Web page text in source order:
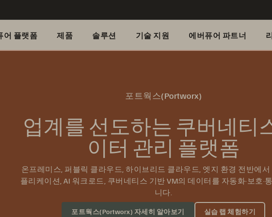
어 플랫폼 제품 솔루션 기술 지원 에버퓨어 파트너
포트웍스(Portworx)
업계를 선도하는 쿠버네티
이터 관리 플랫폼
온프레미스, 퍼블릭 클라우드, 하이브리드 클라우드, 엣지 환경 전반에
플리케이션, AI 워크로드, 쿠버네티스 기반 VM의 데이터를 자동화·보호·
니다.
포트웍스(Portworx) 자세히 알아보기 실습 랩 체험하기